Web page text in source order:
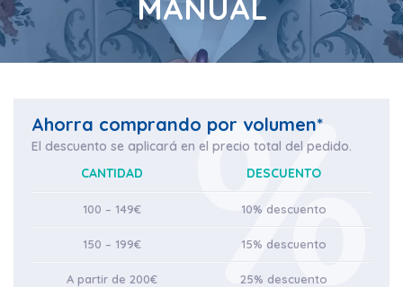
MANUAL
Ahorra comprando por volumen*
El descuento se aplicará en el precio total del pedido.
CANTIDAD
DESCUENTO
100 – 149€ 10% descuento
150 – 199€ 15% descuento
A partir de 200€ 25% descuento